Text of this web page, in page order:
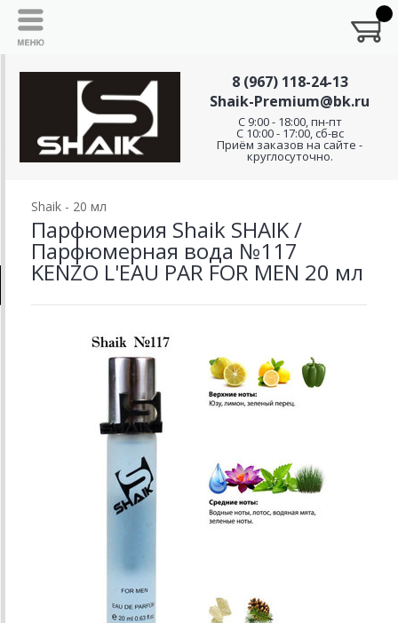
8 (967) 118-24-13
Shaik-Premium@bk.ru
C 9:00 - 18:00, пн-пт
С 10:00 - 17:00, сб-вс
Приём заказов на сайте -
круглосуточно.
Shaik - 20 мл
Парфюмерия Shaik SHAIK /
Парфюмерная вода №117
KENZO L'EAU PAR FOR MEN 20 мл